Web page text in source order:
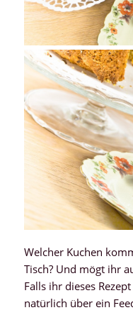
Welcher Kuchen
Tisch? Und mögt ihr
Falls ihr dieses
natürlich über ein